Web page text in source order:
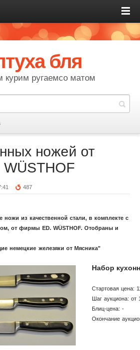
бля
курим ругаемсо матом
ножей от
487
ножи из качественной стали, в комплекте с
от фирмы ED. WÜSTHOF. Отобраны и
немецкие железяки от Мясника"
Набор
Стартовая цена:
Шаг аукциона: от
Блиц-цена: -
Окончание